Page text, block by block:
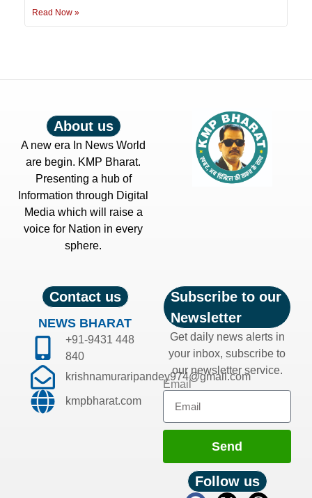
Read Now »
About us
A new era In News World
are begin. KMP Bharat.
Presenting a hub of
Information through Digital
Media which will raise a
voice for Nation in every
sphere.
Contact us
NEWS BHARAT
+91-9431 448
840
krishnamuraripandey974@gmail.com
kmpbharat.com
Subscribe to our
Newsletter
Get daily news alerts in
your inbox, subscribe to
our newsletter service.
Email
Send
Follow us